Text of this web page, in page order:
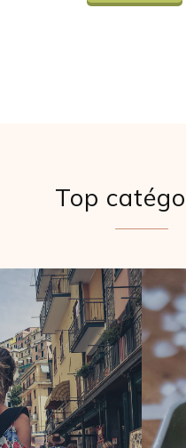
Top